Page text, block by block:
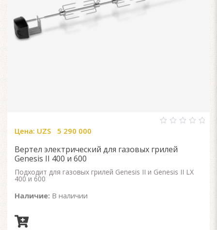
5
Цена: UZS 5 290 000
Вертел электрический для газовых грилей
Genesis II 400 и 600
Подходит для газовых грилей Genesis II и Genesis II LX
400 и 600
Наличие: В наличии